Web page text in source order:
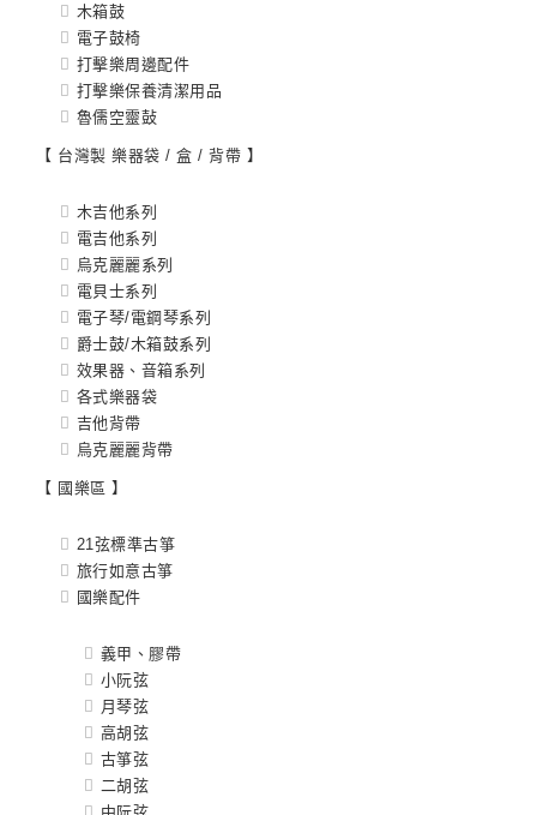
木箱鼓
電子鼓椅
打擊樂周邊配件
打擊樂保養清潔用品
魯儒空靈鼔
【 台灣製 樂器袋 / 盒 / 背帶 】
木吉他系列
電吉他系列
烏克麗麗系列
電貝士系列
電子琴/電鋼琴系列
爵士鼓/木箱鼓系列
效果器、音箱系列
各式樂器袋
吉他背帶
烏克麗麗背帶
【 國樂區 】
21弦標準古箏
旅行如意古箏
國樂配件
義甲、膠帶
小阮弦
月琴弦
高胡弦
古箏弦
二胡弦